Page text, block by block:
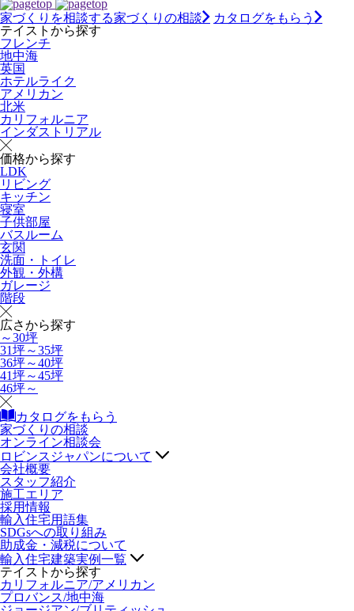
家づくりを相談する家づくりの相談
カタログをもらう
テイストから探す
フレンチ
地中海
英国
ホテルライク
アメリカン
北米
カリフォルニア
インダストリアル
価格から探す
LDK
リビング
キッチン
寝室
子供部屋
バスルーム
玄関
洗面・トイレ
外観・外構
ガレージ
階段
広さから探す
～30坪
31坪～35坪
36坪～40坪
41坪～45坪
46坪～
カタログをもらう
家づくりの相談
オンライン相談会
ロビンスジャパンについて
会社概要
スタッフ紹介
施工エリア
採用情報
輸入住宅用語集
SDGsへの取り組み
助成金・減税について
輸入住宅建築実例一覧
テイストから探す
カリフォルニア/アメリカン
プロバンス/地中海